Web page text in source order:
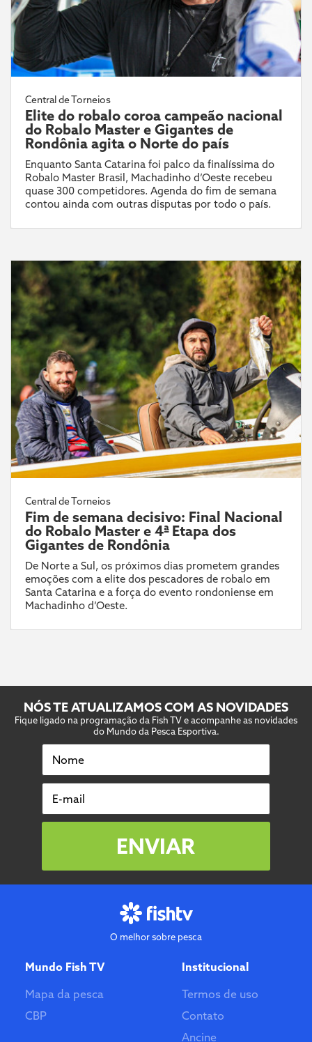
Central de Torneios
Elite do robalo coroa campeão nacional
do Robalo Master e Gigantes de
Rondônia agita o Norte do país
Enquanto Santa Catarina foi palco da finalíssima do
Robalo Master Brasil, Machadinho d’Oeste recebeu
quase 300 competidores. Agenda do fim de semana
contou ainda com outras disputas por todo o país.
Central de Torneios
Fim de semana decisivo: Final Nacional
do Robalo Master e 4ª Etapa dos
Gigantes de Rondônia
De Norte a Sul, os próximos dias prometem grandes
emoções com a elite dos pescadores de robalo em
Santa Catarina e a força do evento rondoniense em
Machadinho d’Oeste.
NÓS TE ATUALIZAMOS COM AS NOVIDADES
Fique ligado na programação da Fish TV e acompanhe as novidades
do Mundo da Pesca Esportiva.
Nome
E-mail
ENVIAR
O melhor sobre pesca
Mundo Fish TV
Mapa da pesca
CBP
Institucional
Termos de uso
Contato
Ancine